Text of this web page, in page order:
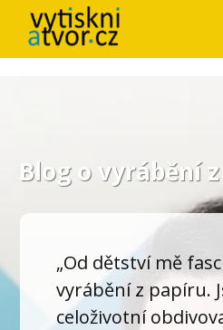
Blog o vyrábění
„Od dětství mě
vyrábění z papíru.
celoživotní